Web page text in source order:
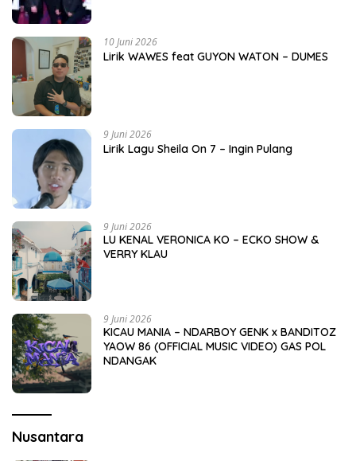
10 Juni 2026
Lirik WAWES feat GUYON WATON – DUMES
9 Juni 2026
Lirik Lagu Sheila On 7 – Ingin Pulang
9 Juni 2026
LU KENAL VERONICA KO – ECKO SHOW &
VERRY KLAU
9 Juni 2026
KICAU MANIA – NDARBOY GENK x BANDITOZ
YAOW 86 (OFFICIAL MUSIC VIDEO) GAS POL
NDANGAK
Nusantara